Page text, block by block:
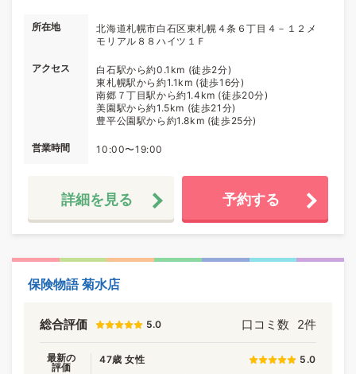
所在地
北海道札幌市白石区東札幌４条６丁目４－１２メ
モリアル８８ハイツ１Ｆ
アクセス
白石駅から約0.1km (徒歩2分)
東札幌駅から約1.1km (徒歩16分)
南郷７丁目駅から約1.4km (徒歩20分)
美園駅から約1.5km (徒歩21分)
豊平公園駅から約1.8km (徒歩25分)
営業時間 10:00〜19:00
詳細を見る 予約する
保険物語 菊水店
総合評価 5.0 口コミ数 2件
最新の
評価
47歳 女性 5.0